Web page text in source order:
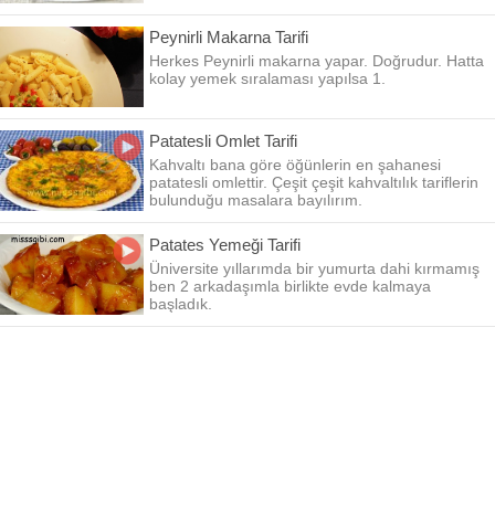
Peynirli Makarna Tarifi
Herkes Peynirli makarna yapar. Doğrudur. Hatta
kolay yemek sıralaması yapılsa 1.
Patatesli Omlet Tarifi
Kahvaltı bana göre öğünlerin en şahanesi
patatesli omlettir. Çeşit çeşit kahvaltılık tariflerin
bulunduğu masalara bayılırım.
Patates Yemeği Tarifi
Üniversite yıllarımda bir yumurta dahi kırmamış
ben 2 arkadaşımla birlikte evde kalmaya
başladık.